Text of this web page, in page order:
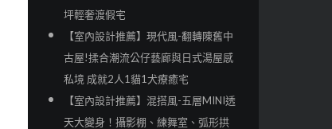
坪輕奢渡假宅
【室內設計推薦】現代風-翻轉陳舊中
古屋!揉合潮流公仔藝廊與日式湯屋感
私境 成就2人1貓1犬療癒宅
【室內設計推薦】混搭風-五層MINI透
天大變身！攝影棚、練舞室、弧形拱